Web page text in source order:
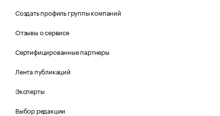
Создать профиль группы компаний
Отзывы о сервисе
Сертифицированные партнеры
Лента публикаций
Эксперты
Выбор редакции